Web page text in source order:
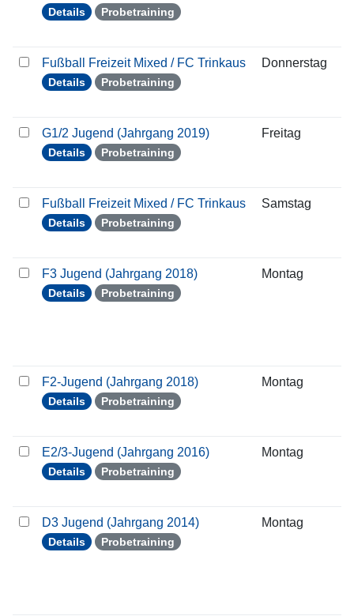
Details Probetraining
Fußball Freizeit Mixed / FC Trinkaus
Details Probetraining
Donnerstag
G1/2 Jugend (Jahrgang 2019)
Details Probetraining
Freitag
Fußball Freizeit Mixed / FC Trinkaus
Details Probetraining
Samstag
F3 Jugend (Jahrgang 2018)
Details Probetraining
Montag
F2-Jugend (Jahrgang 2018)
Details Probetraining
Montag
E2/3-Jugend (Jahrgang 2016)
Details Probetraining
Montag
D3 Jugend (Jahrgang 2014)
Details Probetraining
Montag